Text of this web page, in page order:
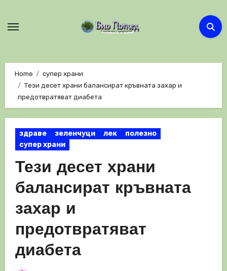
Home
супер храни
Тези десет храни балансират кръвната захар и
предотвратяват диабета
здраве зеленчуци лек
полезно
супер храни
Тези десет храни
балансират кръвната
захар и
предотвратяват
диабета